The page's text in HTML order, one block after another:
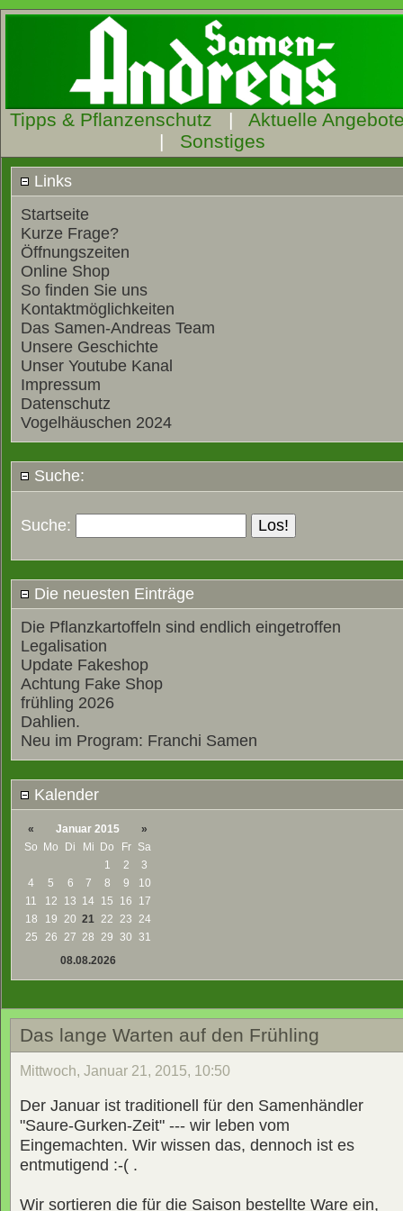
Tipps & Pflanzenschutz | Aktuelle
| Sonstiges
Links
Startseite
Kurze Frage?
Öffnungszeiten
Online Shop
So finden Sie uns
Kontaktmöglichkeiten
Das Samen-Andreas Team
Unsere Geschichte
Unser Youtube Kanal
Impressum
Datenschutz
Vogelhäuschen 2024
Suche:
Suche:
Die neuesten Einträge
Die Pflanzkartoffeln sind endlich eingetroffen
Legalisation
Update Fakeshop
Achtung Fake Shop
frühling 2026
Dahlien.
Neu im Program: Franchi Samen
Kalender
« Januar 2015
»
So Mo Di Mi Do Fr
Sa
1
2
3
4
5 6 7 8 9
10
11
12 13 14 15 16
17
18
19 20 21 22 23 24
25
26 27 28 29 30 31
08.08.2026
Das lange Warten auf den Frühling
Mittwoch, Januar 21, 2015, 10:50
Der Januar ist traditionell für den Samenhändler
"Saure-Gurken-Zeit" --- wir leben vom
Eingemachten. Wir wissen das, dennoch ist es
entmutigend :-( .
Wir sortieren die für die Saison bestellte Ware ein,